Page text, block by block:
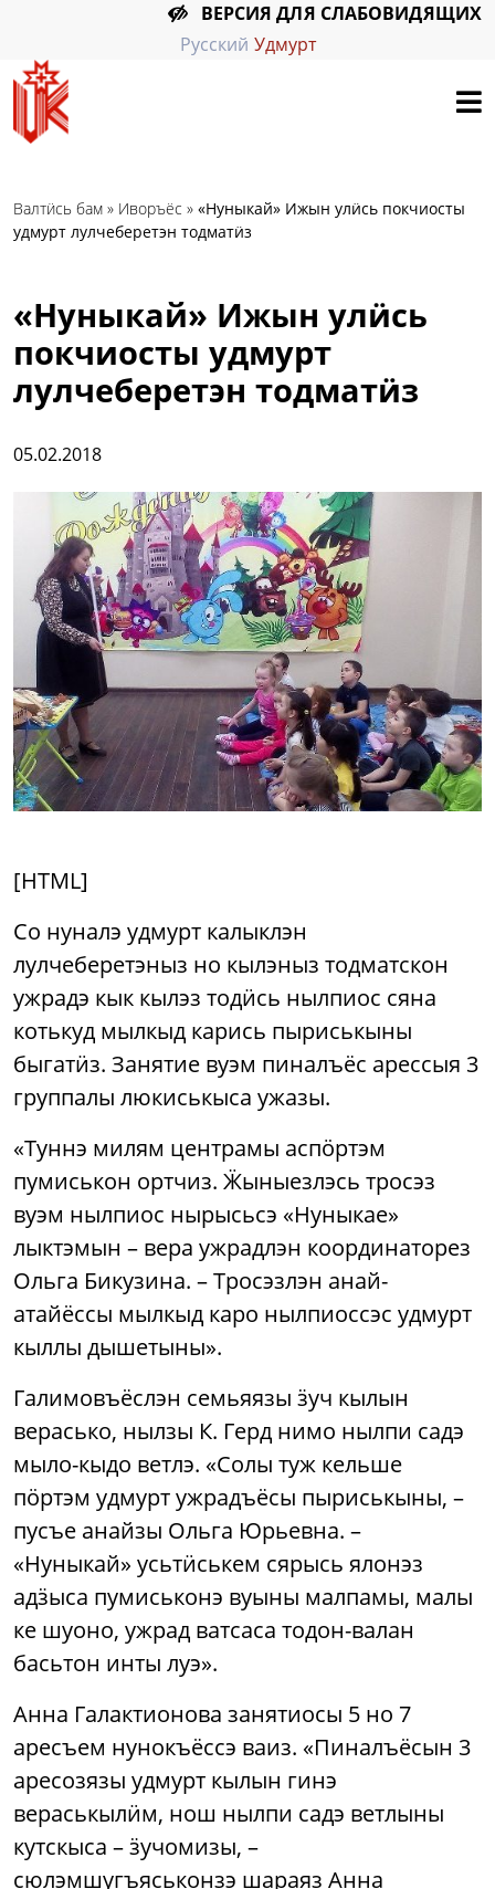
Русский Удмурт
ВЕРСИЯ ДЛЯ СЛАБОВИДЯЩИХ
Валтӥсь бам » Иворъёс » «Нуныкай» Ижын улӥсь покчиосты
удмурт лулчеберетэн тодматӥз
«Нуныкай» Ижын улӥсь
покчиосты удмурт
лулчеберетэн тодматӥз
05.02.2018
[HTML]
Со нуналэ удмурт калыклэн
лулчеберетэныз но кылэныз тодматскон
ужрадэ кык кылэз тодӥсь нылпиос сяна
котькуд мылкыд карись пыриськыны
быгатӥз. Занятие вуэм пиналъёс арессыя 3
группалы люкиськыса ужазы.
«Туннэ милям центрамы аспӧртэм
пумиськон ортчиз. Ӝыныезлэсь тросэз
вуэм нылпиос нырысьсэ «Нуныкае»
лыктэмын – вера ужрадлэн координаторез
Ольга Бикузина. – Тросэзлэн анай-
атайёссы мылкыд каро нылпиоссэс удмурт
кыллы дышетыны».
Галимовъёслэн семьяязы ӟуч кылын
верасько, нылзы К. Герд нимо нылпи садэ
мыло-кыдо ветлэ. «Солы туж кельше
пӧртэм удмурт ужрадъёсы пыриськыны, –
пусъе анайзы Ольга Юрьевна. –
«Нуныкай» усьтӥськем сярысь ялонэз
адӟыса пумиськонэ вуыны малпамы, малы
ке шуоно, ужрад ватсаса тодон-валан
басьтон инты луэ».
Анна Галактионова занятиосы 5 но 7
аресъем нунокъёссэ ваиз. «Пиналъёсын 3
аресозязы удмурт кылын гинэ
вераськылӥм, нош нылпи садэ ветлыны
кутскыса – ӟучомизы, –
сюлэмшугъяськонзэ шараяз Анна